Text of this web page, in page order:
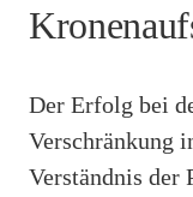
Der Erfolg bei
Verschränkung
Verständnis der